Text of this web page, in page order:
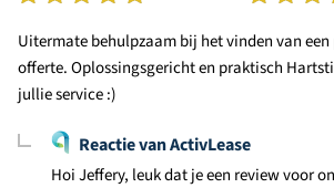
Uitermate behulpzaam bij het vinden van een
offerte. Oplossingsgericht en praktisch
jullie service :)
Reactie van ActivLease
Hoi Jeffery, leuk dat je een review voor